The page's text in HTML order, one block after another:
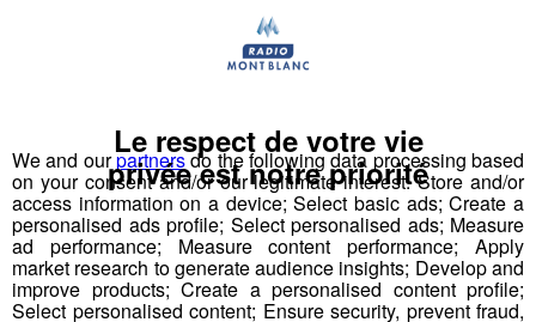
campagne de dépistages Covid
Le dépistage à grande échelle du Covid-19 sera
Santé
We and ourpartnersdo the following data processing based
on your consent and/or our legitimate interest: Store and/or
access information on a device; Select basic ads; Create a
personalised ads profile; Select personalised ads; Measure
ad performance; Measure content performance; Apply
market research to generate audience insights; Develop and
improve products; Create a personalised content profile;
Select personalised content; Ensure security, prevent fraud,
Le respect de votre vie
privée est notre priorité